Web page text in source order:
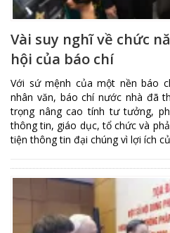
Vài suy nghĩ về chức
hội của báo chí
Với sứ mệnh của một nền báo
nhân văn, báo chí nước nhà đã
trọng nâng cao tính tư tưởng,
thông tin, giáo dục, tổ chức và
tiện thông tin đại chúng vì lợi ích